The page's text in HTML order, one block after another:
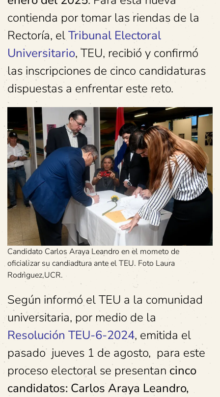
contienda por tomar las riendas de la
Rectoría, elTribunal Electoral
Universitario, TEU, recibió y confirmó
las inscripciones de cinco candidaturas
dispuestas a enfrentar este reto.
Candidato Carlos Araya Leandro en el mometo de
oficializar su candiadtura ante el TEU. Foto Laura
Rodrìguez,UCR.
Según informó el TEU a la comunidad
universitaria, por medio de la
Resolución TEU-6-2024, emitida el
pasado jueves 1 de agosto, para este
proceso electoral se presentan cinco
candidatos: Carlos Araya Leandro,